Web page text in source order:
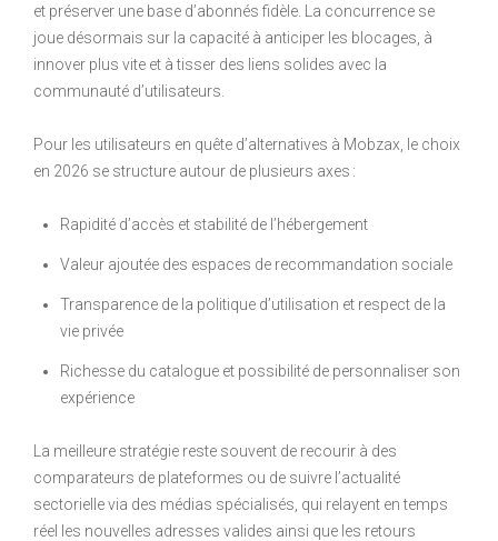
et préserver une base d’abonnés fidèle. La concurrence se
joue désormais sur la capacité à anticiper les blocages, à
innover plus vite et à tisser des liens solides avec la
communauté d’utilisateurs.
Pour les utilisateurs en quête d’alternatives à Mobzax, le choix
en 2026 se structure autour de plusieurs axes :
Rapidité d’accès et stabilité de l’hébergement
Valeur ajoutée des espaces de recommandation sociale
Transparence de la politique d’utilisation et respect de la
vie privée
Richesse du catalogue et possibilité de personnaliser son
expérience
La meilleure stratégie reste souvent de recourir à des
comparateurs de plateformes ou de suivre l’actualité
sectorielle via des médias spécialisés, qui relayent en temps
réel les nouvelles adresses valides ainsi que les retours